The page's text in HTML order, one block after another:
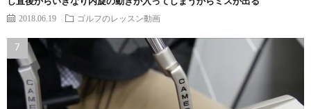
2018.06.19 ゴルフのレッスン動画